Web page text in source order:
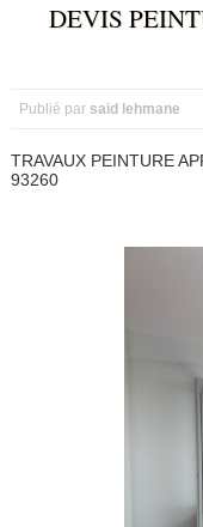
DEVIS
Publié par said lehmane
TRAVAUX PEINTURE
93260